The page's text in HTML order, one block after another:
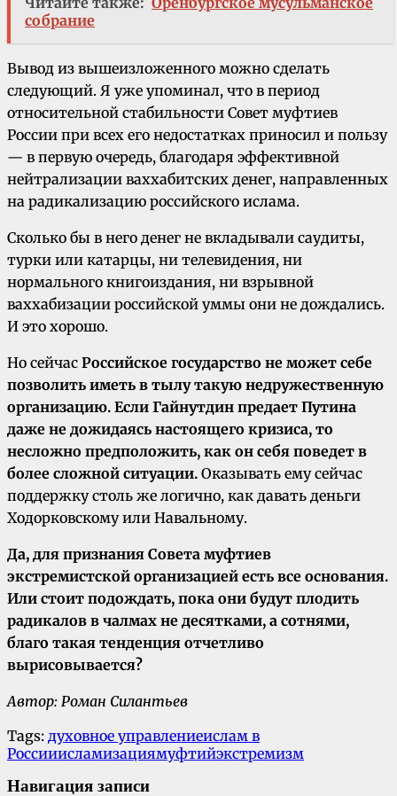
собрание
Вывод из вышеизложенного можно сделать
следующий. Я уже упоминал, что в период
относительной стабильности Совет муфтиев
России при всех его недостатках приносил и пользу
— в первую очередь, благодаря эффективной
нейтрализации ваххабитских денег, направленных
на радикализацию российского ислама.
Сколько бы в него денег не вкладывали саудиты,
турки или катарцы, ни телевидения, ни
нормального книгоиздания, ни взрывной
ваххабизации российской уммы они не дождались.
И это хорошо.
Но сейчас Российское государство не может себе
позволить иметь в тылу такую недружественную
организацию. Если Гайнутдин предает Путина
даже не дожидаясь настоящего кризиса, то
несложно предположить, как он себя поведет в
более сложной ситуации. Оказывать ему сейчас
поддержку столь же логично, как давать деньги
Ходорковскому или Навальному.
Да, для признания Совета муфтиев
экстремистской организацией есть все основания.
Или стоит подождать, пока они будут плодить
радикалов в чалмах не десятками, а сотнями,
благо такая тенденция отчетливо
вырисовывается?
Автор: Роман Силантьев
Tags: духовное управлениеислам в
Россииисламизациямуфтийэкстремизм
Навигация записи